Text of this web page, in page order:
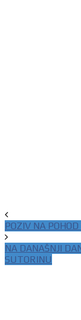
POZIV NA
NA DANAŠNJI
SUTORINU